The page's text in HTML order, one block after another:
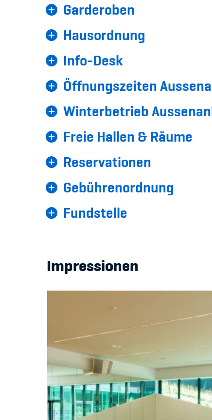
Garderoben
Hausordnung
Info-Desk
Öffnungszeiten
Winterbetrieb
Freie Hallen & Räume
Reservationen
Gebührenordnung
Fundstelle
Impressionen